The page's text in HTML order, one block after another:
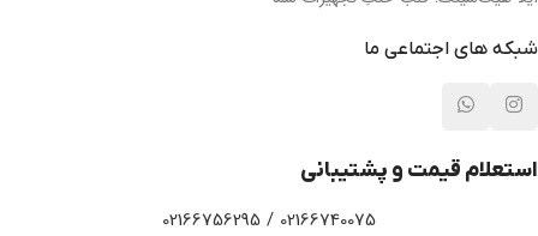
شبکه های اجتماعی ما
استعلام قیمت و پشتیبانی
02166740075 / 02166756295